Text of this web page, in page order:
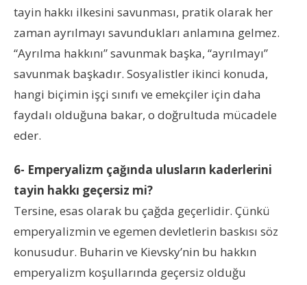
tayin hakkı ilkesini savunması, pratik olarak her
zaman ayrılmayı savundukları anlamına gelmez.
“Ayrılma hakkını” savunmak başka, “ayrılmayı”
savunmak başkadır. Sosyalistler ikinci konuda,
hangi biçimin işçi sınıfı ve emekçiler için daha
faydalı olduğuna bakar, o doğrultuda mücadele
eder.
6- Emperyalizm çağında ulusların kaderlerini
tayin hakkı geçersiz mi?
Tersine, esas olarak bu çağda geçerlidir. Çünkü
emperyalizmin ve egemen devletlerin baskısı söz
konusudur. Buharin ve Kievsky’nin bu hakkın
emperyalizm koşullarında geçersiz olduğu